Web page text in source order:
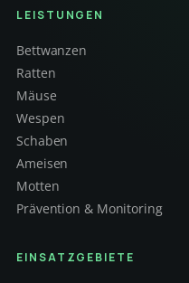
LEISTUNGEN
Bettwanzen
Ratten
Mäuse
Wespen
Schaben
Ameisen
Motten
Prävention & Monitoring
EINSATZGEBIETE